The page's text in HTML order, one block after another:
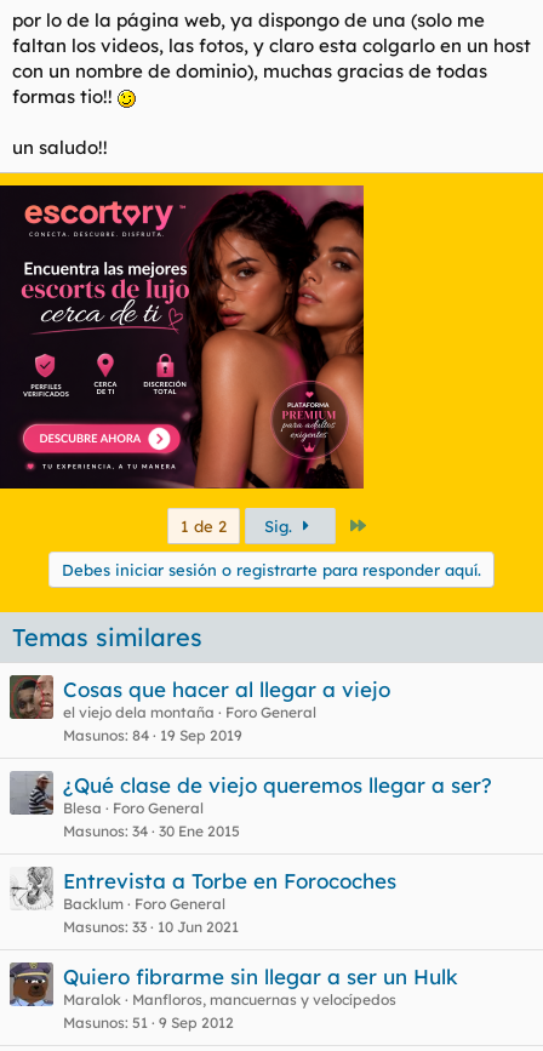
por lo de la página web, ya dispongo de una (solo me
faltan los videos, las fotos, y claro esta colgarlo en un host
con un nombre de dominio), muchas gracias de todas
formas tio!!
un saludo!!
1 de 2 Sig.
Debes iniciar sesión o registrarte para responder aquí.
Temas similares
Cosas que hacer al llegar a viejo
el viejo dela montaña
Foro General
Masunos 84 19 Sep 2019
¿Qué clase de viejo queremos llegar a ser?
Blesa
Foro General
Masunos 34 30 Ene 2015
Entrevista a Torbe en Forocoches
Backlum
Foro General
Masunos 33 10 Jun 2021
Quiero fibrarme sin llegar a ser un Hulk
Maralok
Manfloros, mancuernas y velocípedos
Masunos 51 9 Sep 2012